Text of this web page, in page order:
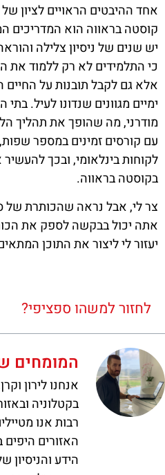
אחד ההיבטים הראויים לציון
קוסטה בראווה הוא המדריכים
יש שנים של ניסיון צלילה
כי התלמידים לא רק ללמוד את
אלא גם לקבל תובנות על החיים
ימיים מגוונים שנדונו לעיל.
מודרני, מה שהופך את תהליך
עם קורסים זמינים במספר
לקוחות בינלאומי, ובכך
בקוסטה בראווה.
יעזור לי ליצור את התוכן
לחזור למשהו ספציפי?
המומחים
אנחנו לירון
בקטלוניה
רבות אנו
האזורים היפים
הידע והניסיון